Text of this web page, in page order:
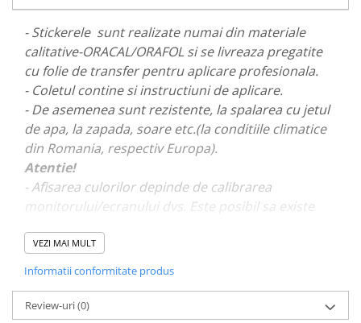
PARASOLARE
PAUL WALKER STICKER
PENTRU FETE
PRODUSE IN TRENDING
SETURI STICKERE
STICKERE CAPAC REZERVOR
STICKERE CRĂCIUN
STICKERE CU ANIMALE
STICKERE JDM
STICKERE PENTRU CAPOTA
STICKERE PENTRU LATERALE
STICKERE PERSONALIZATE
- Stickerele sunt realizate numai din materiale
calitative-ORACAL/ORAFOL si se livreaza pregatite
cu folie de transfer pentru aplicare profesionala.
- Coletul contine si instructiuni de aplicare.
- De asemenea sunt rezistente, la spalarea cu jetul
de apa, la zapada, soare etc.(la conditiile climatice
din Romania, respectiv Europa).
Atentie!
- Afisarea culorilor depinde de calibrarea
monitorului/ecranului dvs. Este posibil sa existe
- Pentru stickere personalizate si pentru a vizualiza
portofoliul nostru va rugam sa ne contactati
VEZI MAI MULT
Informatii conformitate produs
Review-uri(0)